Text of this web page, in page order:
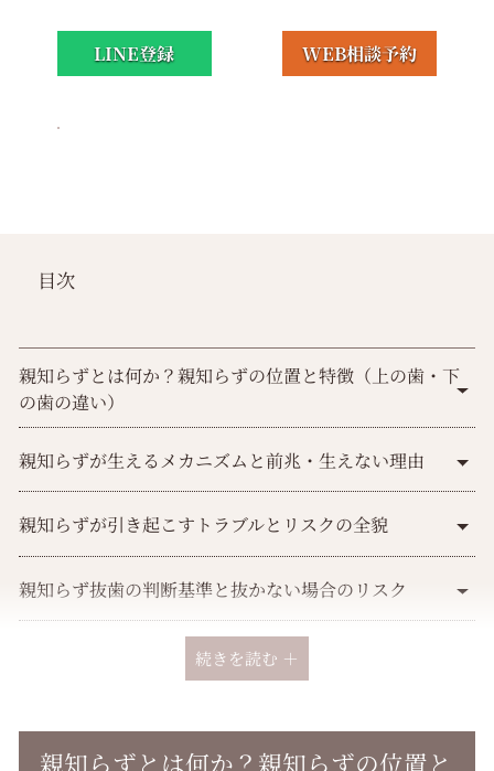
LINE登録 WEB相談予約
目次
親知らずとは何か？親知らずの位置と特徴（上の歯・下
の歯の違い）
親知らずが生えるメカニズムと前兆・生えない理由
親知らずが引き起こすトラブルとリスクの全貌
親知らず抜歯の判断基準と抜かない場合のリスク
親知らず抜歯後とインプラント治療の関係
続きを読む ＋
親知らずとは何か？親知らずの位置と